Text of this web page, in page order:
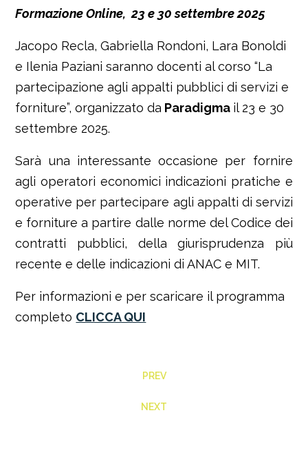
Formazione Online, 23 e 30 settembre 2025
Jacopo Recla, Gabriella Rondoni, Lara Bonoldi
e Ilenia Paziani saranno docenti al corso “La
partecipazione agli appalti pubblici di servizi e
forniture”, organizzato da Paradigma il 23 e 30
settembre 2025.
Sarà una interessante occasione per fornire
agli operatori economici indicazioni pratiche e
operative per partecipare agli appalti di servizi
e forniture a partire dalle norme del Codice dei
contratti pubblici, della giurisprudenza più
recente e delle indicazioni di ANAC e MIT.
Per informazioni e per scaricare il programma
completo CLICCA QUI
PREV
NEXT